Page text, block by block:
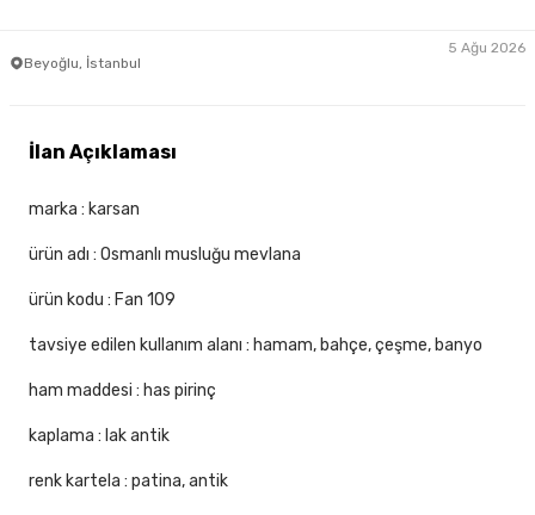
Beyoğlu, İstanbul
5 Ağu 2026
İlan Açıklaması
marka : karsan
ürün adı : Osmanlı musluğu mevlana
ürün kodu : Fan 109
tavsiye edilen kullanım alanı : hamam, bahçe, çeşme, banyo
ham maddesi : has pirinç
kaplama : lak antik
renk kartela : patina, antik